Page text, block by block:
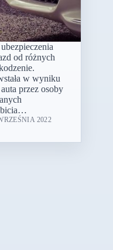
od różnych
w wyniku
przez osoby
2022